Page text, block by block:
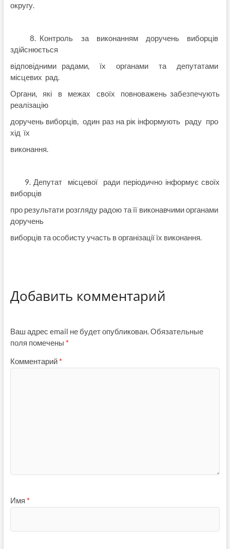
округу.
8. Контроль за виконанням доручень виборців
здійснюється
відповідними радами, їх органами та депутатами
місцевих рад.
Органи, які в межах своїх повноважень забезпечують
реалізацію
доручень виборців, один раз на рік інформують раду про
хід їх
виконання.
9. Депутат місцевої ради періодично інформує своїх
виборців
про результати розгляду радою та її виконавчими органами
доручень
виборців та особисту участь в організації їх виконання.
Добавить комментарий
Ваш адрес email не будет опубликован.Обязательные
поля помечены *
Комментарий *
Имя *